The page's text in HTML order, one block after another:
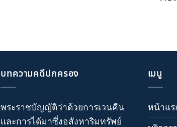
บทความคดีปกครอง
พระราชบัญญัติว่าด้วยการเวนคืน
และการได้มาซึ่งอสังหาริมทรัพย์
เมนู
หน้าแร